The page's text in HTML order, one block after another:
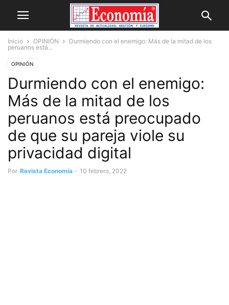
Inicio OPINIÓN
Durmiendo con el enemigo: Más de la mitad de los
peruanos está...
OPINIÓN
Durmiendo con el enemigo:
Más de la mitad de los
peruanos está preocupado
de que su pareja viole su
privacidad digital
Por Revista Economía - 10 febrero, 2022